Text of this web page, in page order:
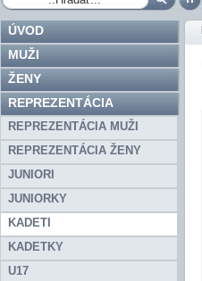
ÚVOD
MUŽI
ŽENY
REPREZENTÁCIA
REPREZENTÁCIA MUŽI
REPREZENTÁCIA ŽENY
JUNIORI
JUNIORKY
KADETI
KADETKY
U17